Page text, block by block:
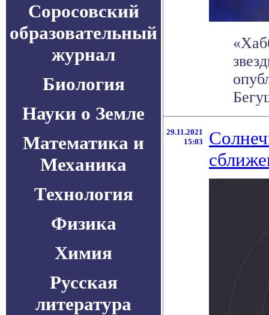
Соросовский
образовательный
журнал
Биология
Науки о Земле
Математика и
Механика
Технология
Физика
Химия
Русская
литература
29.11.2021
15:03